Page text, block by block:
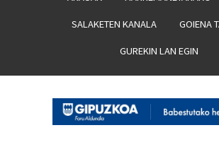
SALAKETEN KANALA GOIENA
GUREKIN LAN EGIN